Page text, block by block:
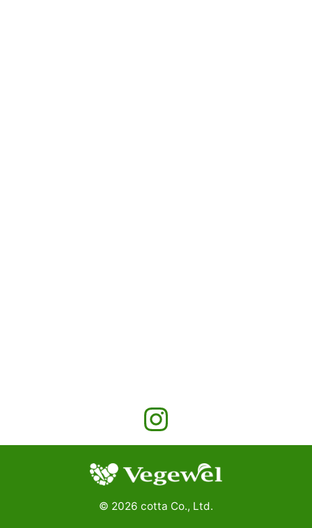
© 2026 cotta Co., Ltd.